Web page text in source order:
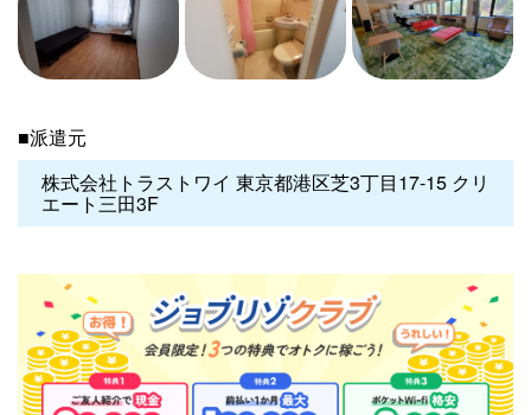
■派遣元
株式会社トラストワイ 東京都港区芝3丁目17-15 クリ
エート三田3F